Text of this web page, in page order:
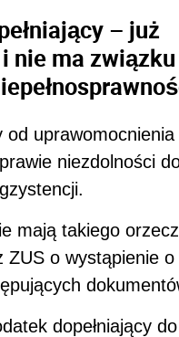
– już
nie ma
od uprawomocnienia
niezdolności
mają takiego
ZUS o wystąpienie
dopełniający